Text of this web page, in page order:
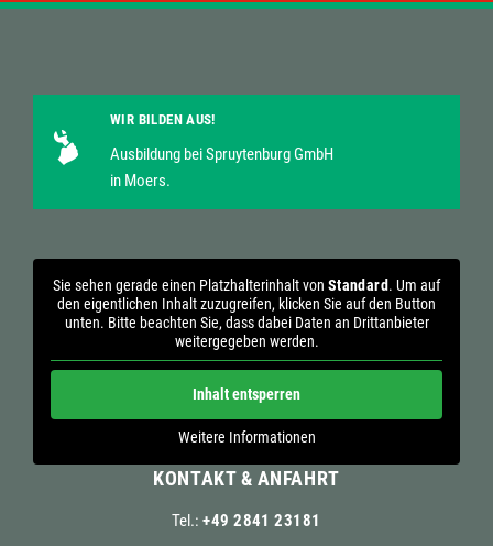
WIR BILDEN AUS!
Ausbildung bei Spruytenburg GmbH
in Moers.
Sie sehen gerade einen Platzhalterinhalt von Standard. Um auf
den eigentlichen Inhalt zuzugreifen, klicken Sie auf den Button
unten. Bitte beachten Sie, dass dabei Daten an Drittanbieter
weitergegeben werden.
Inhalt entsperren
Weitere Informationen
KONTAKT & ANFAHRT
Tel.:+49 2841 23181